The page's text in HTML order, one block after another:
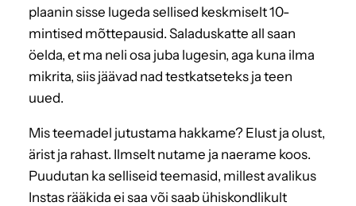
plaanin sisse lugeda sellised keskmiselt 10-
mintised mõttepausid. Saladuskatte all saan
öelda, et ma neli osa juba lugesin, aga kuna ilma
mikrita, siis jäävad nad testkatseteks ja teen
uued.
Mis teemadel jutustama hakkame? Elust ja olust,
ärist ja rahast. Ilmselt nutame ja naerame koos.
Puudutan ka selliseid teemasid, millest avalikus
Instas rääkida ei saa või saab ühiskondlikult